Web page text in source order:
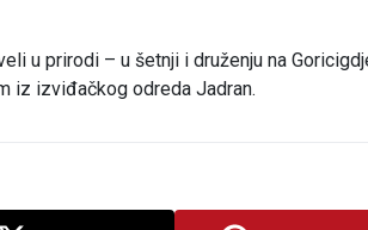
u prirodi – u šetnji i druženju na
iz izviđačkog odreda Jadran.